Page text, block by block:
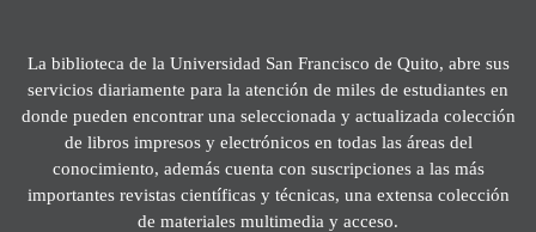
La biblioteca de la Universidad San Francisco de Quito, abre sus
servicios diariamente para la atención de miles de estudiantes en
donde pueden encontrar una seleccionada y actualizada colección
de libros impresos y electrónicos en todas las áreas del
conocimiento, además cuenta con suscripciones a las más
importantes revistas científicas y técnicas, una extensa colección
de materiales multimedia y acceso.